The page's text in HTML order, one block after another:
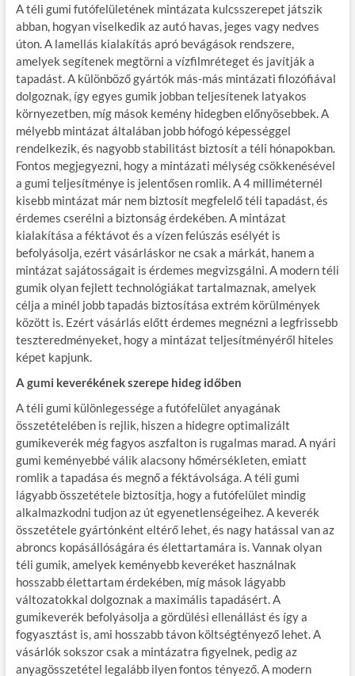
A téli gumi futófelületének mintázata kulcsszerepet játszik
abban, hogyan viselkedik az autó havas, jeges vagy nedves
úton. A lamellás kialakítás apró bevágások rendszere,
amelyek segítenek megtörni a vízfilmréteget és javítják a
tapadást. A különböző gyártók más-más mintázati filozófiával
dolgoznak, így egyes gumik jobban teljesítenek latyakos
környezetben, míg mások kemény hidegben előnyösebbek. A
mélyebb mintázat általában jobb hófogó képességgel
rendelkezik, és nagyobb stabilitást biztosít a téli hónapokban.
Fontos megjegyezni, hogy a mintázati mélység csökkenésével
a gumi teljesítménye is jelentősen romlik. A 4 milliméternél
kisebb mintázat már nem biztosít megfelelő téli tapadást, és
érdemes cserélni a biztonság érdekében. A mintázat
kialakítása a féktávot és a vízen felúszás esélyét is
befolyásolja, ezért vásárláskor ne csak a márkát, hanem a
mintázat sajátosságait is érdemes megvizsgálni. A modern téli
gumik olyan fejlett technológiákat tartalmaznak, amelyek
célja a minél jobb tapadás biztosítása extrém körülmények
között is. Ezért vásárlás előtt érdemes megnézni a legfrissebb
teszteredményeket, hogy a mintázat teljesítményéről hiteles
képet kapjunk.
A gumi keverékének szerepe hideg időben
A téli gumi különlegessége a futófelület anyagának
összetételében is rejlik, hiszen a hidegre optimalizált
gumikeverék még fagyos aszfalton is rugalmas marad. A nyári
gumi keményebbé válik alacsony hőmérsékleten, emiatt
romlik a tapadása és megnő a féktávolsága. A téli gumi
lágyabb összetétele biztosítja, hogy a futófelület mindig
alkalmazkodni tudjon az út egyenetlenségeihez. A keverék
összetétele gyártónként eltérő lehet, és nagy hatással van az
abroncs kopásállóságára és élettartamára is. Vannak olyan
téli gumik, amelyek keményebb keveréket használnak
hosszabb élettartam érdekében, míg mások lágyabb
változatokkal dolgoznak a maximális tapadásért. A
gumikeverék befolyásolja a gördülési ellenállást és így a
fogyasztást is, ami hosszabb távon költségtényező lehet. A
vásárlók sokszor csak a mintázatra figyelnek, pedig az
anyagösszetétel legalább ilyen fontos tényező. A modern